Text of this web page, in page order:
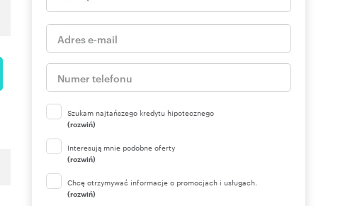
Szukam najtańszego kredytu hipotecznego
(rozwiń)
Interesują mnie podobne oferty
(rozwiń)
Chcę otrzymywać informacje o promocjach i usługach.
(rozwiń)